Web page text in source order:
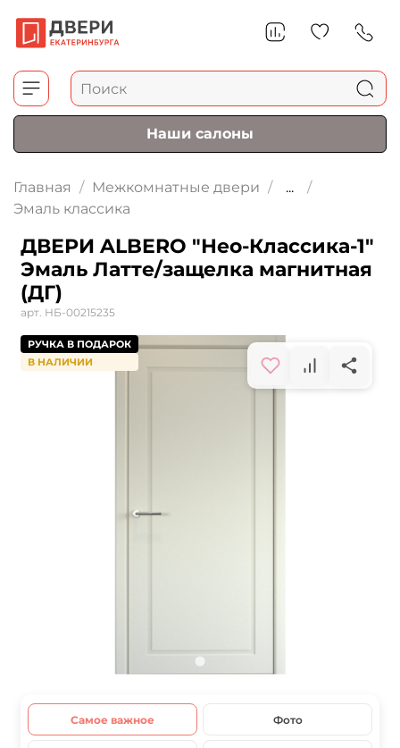
Наши салоны
Главная Межкомнатные двери
...
Эмаль классика
ДВЕРИ ALBERO "Нео-Классика-1"
Эмаль Латте/защелка магнитная
(ДГ)
арт. НБ-00215235
РУЧКА В ПОДАРОК
В НАЛИЧИИ
Самое важное Фото